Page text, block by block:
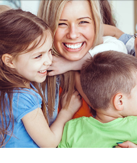
Rektörlük
Organizasyon Şeması